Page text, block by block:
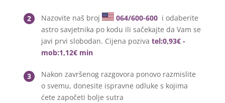
2 Nazovite naš broj 064/600-600 i odaberite
astro savjetnika po kodu ili sačekajte da Vam se
javi prvi slobodan. Cijena poziva tel:0,93€ -
mob:1,12€ min
3
Nakon završenog razgovora ponovo razmislite
o svemu, donesite ispravne odluke s kojima
ćete započeti bolje sutra